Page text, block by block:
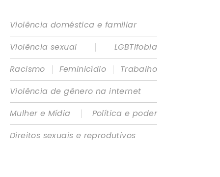
Violência doméstica e familiar
Violência sexual
|
LGBTIfobia
Racismo
| Feminicídio |
Trabalho
Violência de gênero na internet
Mulher e Mídia
|
Política e poder
Direitos sexuais e reprodutivos